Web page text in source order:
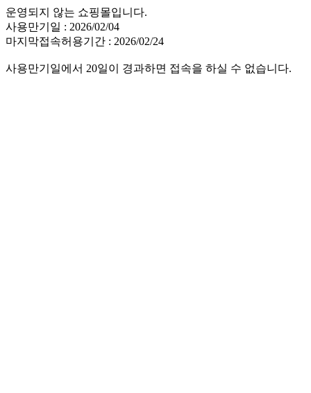
운영되지 않는 쇼핑몰입니다.
사용만기일 : 2026/02/04
마지막접속허용기간 : 2026/02/24
사용만기일에서 20일이 경과하면 접속을 하실 수 없습니다.